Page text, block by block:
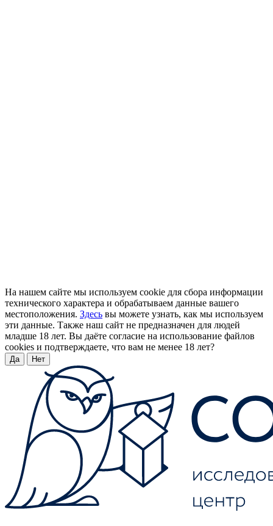
На нашем сайте мы используем cookie для сбора информации
технического характера и обрабатываем данные вашего
местоположения. Здесь вы можете узнать, как мы используем
эти данные. Также наш сайт не предназначен для людей
младше 18 лет. Вы даёте согласие на использование файлов
cookies и подтверждаете, что вам не менее 18 лет?
Да Нет